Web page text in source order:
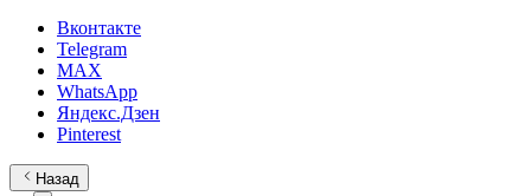
Вконтакте
Telegram
MAX
WhatsApp
Яндекс.Дзен
Pinterest
Назад